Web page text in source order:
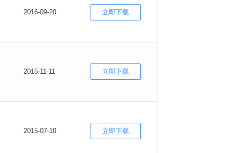
2016-09-20 立即下载
2015-11-11 立即下载
2015-07-10 立即下载